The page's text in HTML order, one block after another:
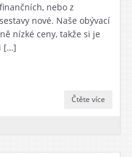
nebo z
nové. Naše obývací
nízké ceny, takže si je
[…]
Čtěte více